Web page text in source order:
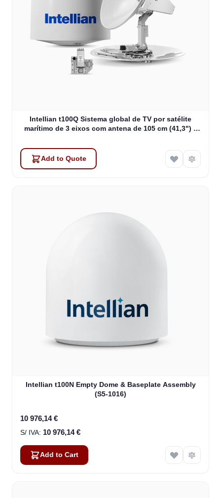
Intellian t100Q Sistema global de TV por satélite
marítimo de 3 eixos com antena de 105 cm (41,3") e
Add to Quote
Intellian t100N Empty Dome & Baseplate Assembly
(S5-1016)
10 976,14 €
10 976,14 €
Add to Cart